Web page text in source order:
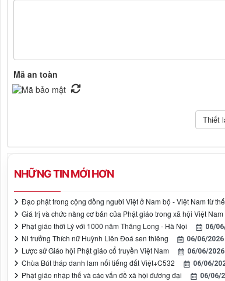
Mã an toàn
NHỮNG TIN MỚI HƠN
Đạo phật trong cộng đồng người Việt ở Nam bộ - Việt Nam từ
Giá trị và chức năng cơ bản của Phật giáo trong xã hội Việt
Phật giáo thời Lý với 1000 năm Thăng Long - Hà Nội 06/
Ni trưởng Thích nữ Huỳnh Liên Đoá sen thiêng 06/06/2026
Lược sử Giáo hội Phật giáo cổ truyền Việt Nam 06/06/2026
Chùa Bút tháp danh lam nổi tiếng đất Việt+C532 06/06/
Phật giáo nhập thế và các vấn đề xã hội đương đại 06/06/